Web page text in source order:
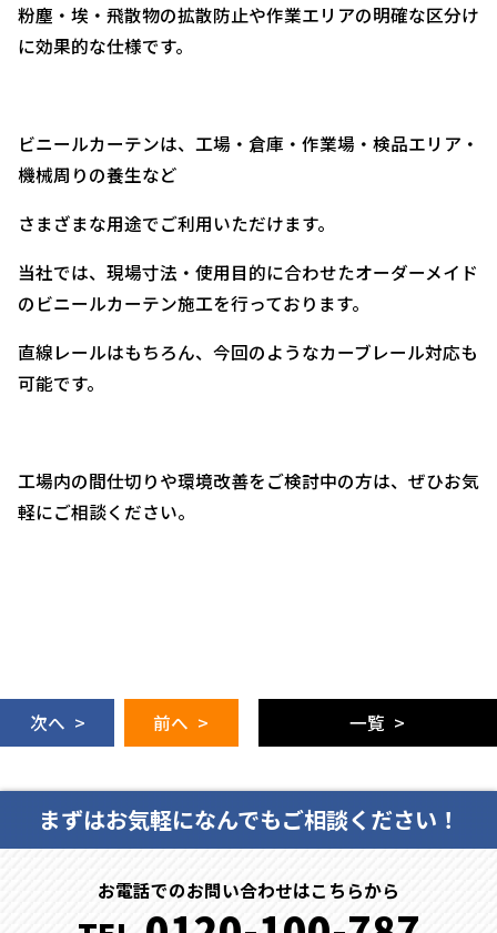
粉塵・埃・飛散物の拡散防止や作業エリアの明確な区分け
に効果的な仕様です。
ビニールカーテンは、工場・倉庫・作業場・検品エリア・
機械周りの養生など
さまざまな用途でご利用いただけます。
当社では、現場寸法・使用目的に合わせたオーダーメイド
のビニールカーテン施工を行っております。
直線レールはもちろん、今回のようなカーブレール対応も
可能です。
工場内の間仕切りや環境改善をご検討中の方は、ぜひお気
軽にご相談ください。
次へ > 前へ > 一覧 >
まずはお気軽になんでもご相談ください！
お電話でのお問い合わせはこちらから